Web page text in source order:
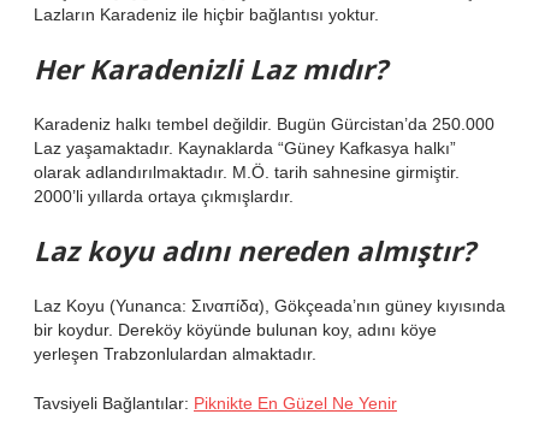
Lazların Karadeniz ile hiçbir bağlantısı yoktur.
Her Karadenizli Laz mıdır?
Karadeniz halkı tembel değildir. Bugün Gürcistan’da 250.000
Laz yaşamaktadır. Kaynaklarda “Güney Kafkasya halkı”
olarak adlandırılmaktadır. M.Ö. tarih sahnesine girmiştir.
2000’li yıllarda ortaya çıkmışlardır.
Laz koyu adını nereden almıştır?
Laz Koyu (Yunanca: Σιναπίδα), Gökçeada’nın güney kıyısında
bir koydur. Dereköy köyünde bulunan koy, adını köye
yerleşen Trabzonlulardan almaktadır.
Tavsiyeli Bağlantılar: Piknikte En Güzel Ne Yenir